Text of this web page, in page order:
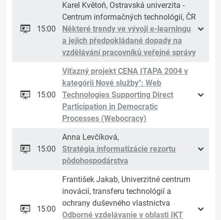
15:00
Karel Květoň, Ostravská univerzita -
Centrum informačných technológií, ČR
Některé trendy ve vývoji e-learningu
a jejich předpokládané dopady na
vzdělávání pracovníků veřejné správy
15:00
Víťazný projekt CENA ITAPA 2004 v
kategórii Nové služby": Web
Technologies Supporting Direct
Participation in Democratic
Processes (Webocracy)
15:00
Anna Levčíková,
Stratégia informatizácie rezortu
pôdohospodárstva
15:00
František Jakab, Univerzitné centrum
inovácií, transferu technológií a
ochrany duševného vlastnictva
Odborné vzdelávanie v oblasti IKT